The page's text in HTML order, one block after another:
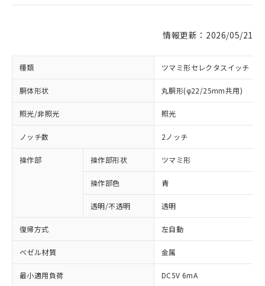
情報更新：2026/05/21
種類 ツマミ形セレクタスイッチ
胴体形状 丸胴形(φ22/25mm共用)
照光/非照光 照光
ノッチ数 2ノッチ
操作部 操作部形状 ツマミ形
操作部色 青
透明/不透明 透明
復帰方式 左自動
ベゼル材質 金属
最小適用負荷 DC5V 6mA